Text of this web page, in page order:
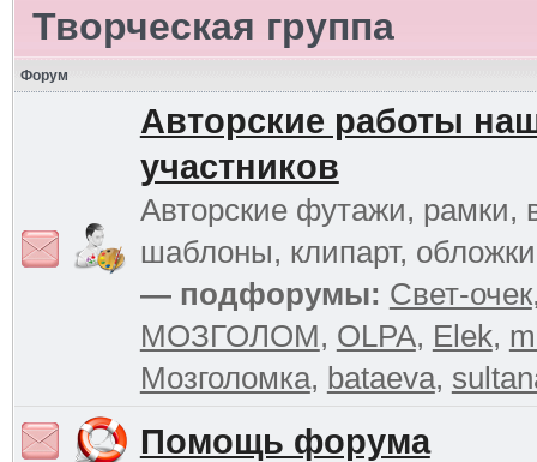
Творческая группа
Форум
Авторские работы
участников
Авторские футажи, рамки,
шаблоны, клипарт,
— подфорумы: Свет-очек
МОЗГОЛОМ, OLPA, Elek,
Мозголомка, bataeva,
Помощь форума